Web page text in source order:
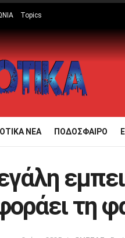
Topics
ΝΕΑ ΠΟΔΟΣΦΑΙΡΟ
τη